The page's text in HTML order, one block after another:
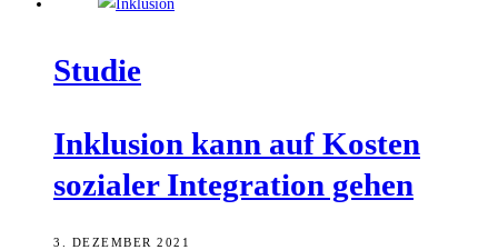
Stu­die
Inklu­si­on kann auf Kos­ten
sozia­ler Inte­gra­ti­on gehen
3. DEZEMBER 2021